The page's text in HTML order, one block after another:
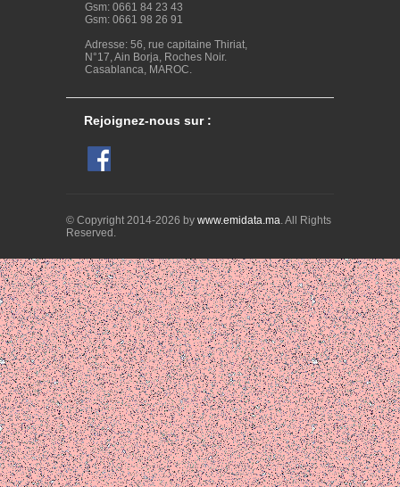
Gsm: 0661 84 23 43
Gsm: 0661 98 26 91
Adresse: 56, rue capitaine Thiriat,
N°17, Ain Borja, Roches Noir.
Casablanca, MAROC.
Rejoignez-nous sur :
© Copyright 2014-2026 by www.emidata.ma. All Rights
Reserved.